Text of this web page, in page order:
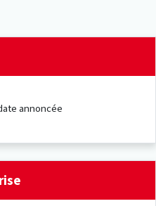
annoncée